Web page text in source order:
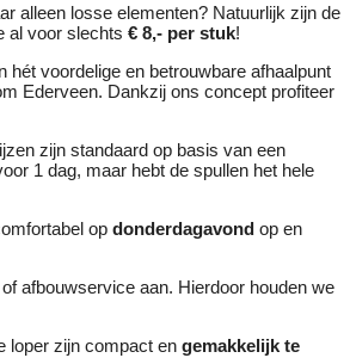
alleen losse elementen? Natuurlijk zijn de
al voor slechts € 8,- per stuk!
hét voordelige en betrouwbare afhaalpunt
Ederveen. Dankzij ons concept profiteer
zijn standaard op basis van een
1 dag, maar hebt de spullen het hele
op donderdagavond op en
afbouwservice aan. Hierdoor houden we
loper zijn compact en gemakkelijk te